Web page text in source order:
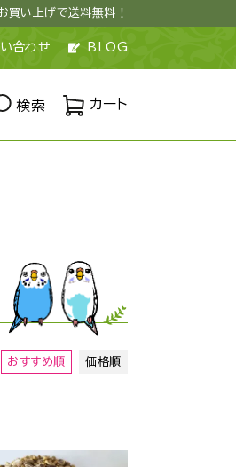
買い上げで送料無料！
合わせ BLOG
検索 カート
おすすめ順 価格順